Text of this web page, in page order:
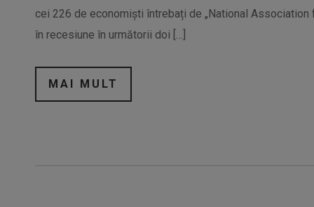
cei 226 de economiști întrebați de „National
în recesiune în următorii doi […]
MAI MULT